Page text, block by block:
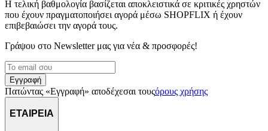
Η τελική βαθμολογία βασίζεται αποκλειστικά σε κριτικές χρηστών
που έχουν πραγματοποιήσει αγορά μέσω SHOPFLIX ή έχουν
επιβεβαιώσει την αγορά τους.
Γράψου στο Νewsletter μας για νέα & προσφορές!
Εγγραφή
Πατώντας «Εγγραφή» αποδέχεσαι τουςόρους χρήσης
ΕΤΑΙΡΕΙΑ